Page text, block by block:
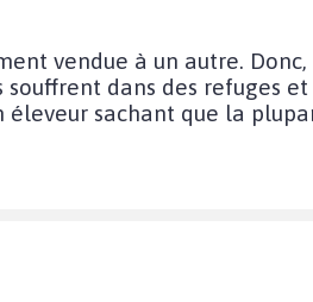
vendue à un autre.
dans des refuges
sachant que la